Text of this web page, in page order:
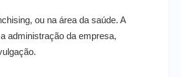
ou na área da saúde. A
administração da empresa,